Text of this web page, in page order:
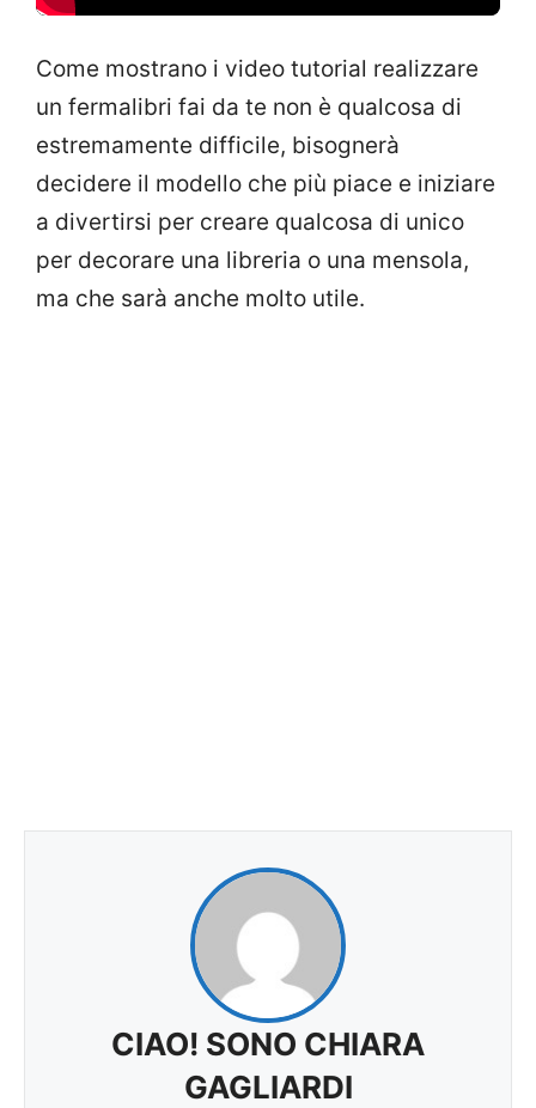
Come mostrano i video tutorial realizzare
un fermalibri fai da te non è qualcosa di
estremamente difficile, bisognerà
decidere il modello che più piace e iniziare
a divertirsi per creare qualcosa di unico
per decorare una libreria o una mensola,
ma che sarà anche molto utile.
CIAO! SONO CHIARA
GAGLIARDI